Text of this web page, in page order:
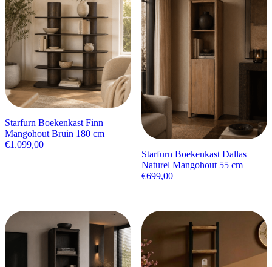
Starfurn Boekenkast Finn
Mangohout Bruin 180 cm
€1.099,00
Starfurn Boekenkast Dallas
Naturel Mangohout 55 cm
€699,00